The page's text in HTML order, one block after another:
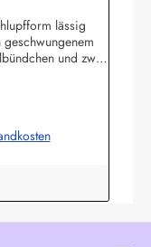
lässig
und zwei
wie in